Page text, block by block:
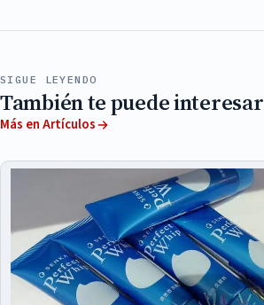
SIGUE LEYENDO
También te puede interesar
Más en Artículos